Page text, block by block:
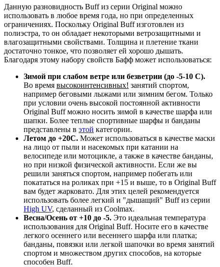
Данную разновидность Buff из серии Original можно
использовать в любое время года, но при определенных
ограничениях. Поскольку Original Buff изготовлен из
полиэстра, то он обладает некоторыми ветрозащитными и
влагозащитными свойствами. Толщина и плетение ткани
достаточно тонкое, что позволяет ей хорошо дышать.
Благодаря этому набору свойств Бафф может использоваться:
Зимой при слабом ветре или безветрии (до -5-10 С).
Во время высокоинтенсивных! занятий спортом,
например беговыми лыжами или зимним бегом. Только
при условии очень высокой постоянной активности
Original Buff можно носить зимой в качестве шарфа или
шапки. Более теплые спортивные шарфы и банданы
представлены в этой категории.
Летом до +20С. Может использоваться в качестве маски
на лицо от пыли и насекомых при катании на
велосипеде или мотоцикле, а также в качестве банданы,
но при низкой физической активности. Если же вы
решили заняться спортом, например побегать или
покататься на роликах при +15 и выше, то в Original Buff
вам будет жарковато. Для этих целей рекомендуется
использовать более легкий и "дышащий" Buff из серии
High UV, сделанный из Coolmax.
Весна/Осень от +10 до -5. Это идеальная температура
использования для Original Buff. Носите его в качестве
легкого осеннего или весеннего шарфа или платка;
банданы, повязки или легкой шапочки во время занятий
спортом и множеством других способов, на которые
способен Buff.